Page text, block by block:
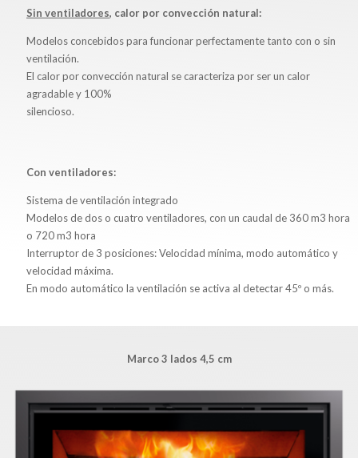
Sin ventiladores, calor por convección natural:
Modelos concebidos para funcionar perfectamente tanto con o sin
ventilación.
El calor por convección natural se caracteriza por ser un calor
agradable y 100%
silencioso.
Con ventiladores:
Sistema de ventilación integrado
Modelos de dos o cuatro ventiladores, con un caudal de 360 m3 hora
o 720 m3 hora
Interruptor de 3 posiciones: Velocidad mínima, modo automático y
velocidad máxima.
En modo automático la ventilación se activa al detectar 45º o más.
Marco 3 lados 4,5 cm